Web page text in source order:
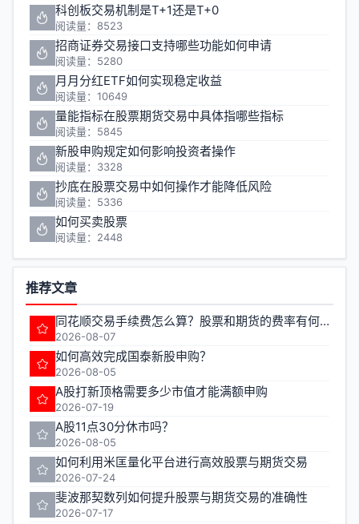
科创板交易机制是T+1还是T+0
阅读量：8523
招商证券交易接口支持哪些功能如何申请
阅读量：5280
月月分红ETF如何实现稳定收益
阅读量：10649
量能指标在股票期货交易中具体指哪些指标
阅读量：5845
新股申购规定如何影响投资者操作
阅读量：3328
抄底在股票交易中如何操作才能降低风险
阅读量：5336
如何买卖股票
阅读量：2448
推荐文章
同花顺交易手续费怎么算？股票和期货的费率有何不同？
2026-08-07
如何高效完成国泰新股申购？
2026-08-05
A股打新顶格需要多少市值才能满额申购
2026-07-19
A股11点30分休市吗？
2026-08-05
如何利用米匡量化平台进行高效股票与期货交易
2026-07-24
斐波那契数列如何提升股票与期货交易的准确性
2026-07-17